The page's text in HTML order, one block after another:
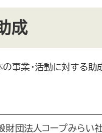
成
事業・活動に対する助
財団法人コープみらい